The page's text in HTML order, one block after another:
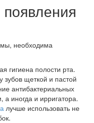
появления
необходима
гигиена полости рта.
зубов щеткой и пастой
антибактериальных
а иногда и ирригатора.
лучше использовать не